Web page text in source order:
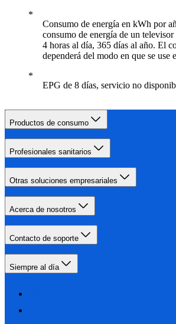
Consumo de energía en kWh por
consumo de energía de un
4 horas al día, 365 días al año. El
dependerá del modo en que se use
EPG de 8 días, servicio no
Productos de consumo
Profesionales sanitarios
Otras soluciones empresariales
Acerca de nosotros
Contacto de soporte
Siempre al día